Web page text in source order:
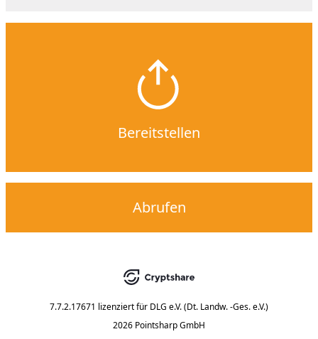
Bereitstellen
Abrufen
7.7.2.17671 lizenziert für DLG e.V. (Dt. Landw. -Ges. e.V.)
2026 Pointsharp GmbH